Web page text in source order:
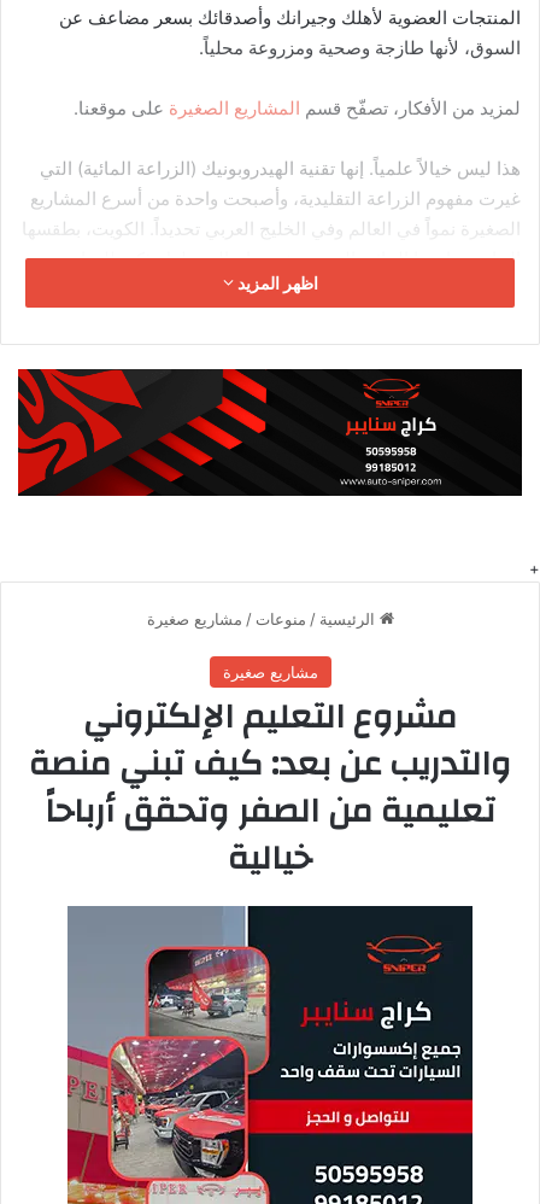
المنتجات العضوية لأهلك وجيرانك وأصدقائك بسعر مضاعف عن
السوق، لأنها طازجة وصحية ومزروعة محلياً.
لمزيد من الأفكار، تصفّح قسم المشاريع الصغيرة على موقعنا.
هذا ليس خيالاً علمياً. إنها تقنية الهيدروبونيك (الزراعة المائية) التي
غيرت مفهوم الزراعة التقليدية، وأصبحت واحدة من أسرع المشاريع
الصغيرة نمواً في العالم وفي الخليج العربي تحديداً. الكويت، بطقسها
الحار ومواردها المائية المحدودة، تحتاج إلى حلول ذكية للزراعة.
والهيدروبونيك هو الحل الأمثل.
في هذا المقال الشامل، سنأخذك في رحلة تعريفية وتطبيقية كاملة
عن مشروع الزراعة المنزلية والهيدروبونيك. من المفاهيم الأساسية
إلى التطبيقات العملية، من الأدوات اللازمة إلى الجدوى الاقتصادية.
ستتعلم كيف تحوّل مساحة صغيرة في منزلك إلى مزرعة منتجة
ما هو نظام الهيدروبونيك (الزراعة
المائية)؟
اظهر المزيد